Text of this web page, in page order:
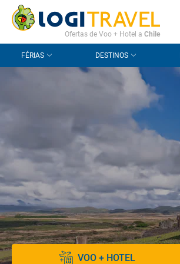
CONTACTO PERGUNTAS FREQUENTES
Ofertas de Voo + Hotel a Chile
FÉRIAS DESTINOS
VOO + HOTEL